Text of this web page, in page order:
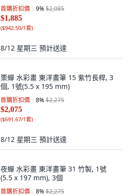
首購折扣價 9%$2,085
$1,885
($942.50/1套)
8/12 星期三 預計送達
栗蟬 水彩畫 東洋畫筆 15 紫竹長桿, 3
個, 1號(5.5 x 195 mm)
首購折扣價 8%$2,275
$2,075
($691.67/1套)
8/12 星期三 預計送達
夜蟬 水彩畫 東洋畫筆 31 竹製, 1號
(5.5 x 197 mm), 3個
首購折扣價 8%$2,275